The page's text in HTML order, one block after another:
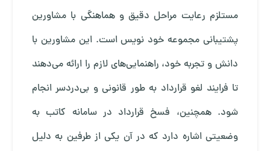
مستلزم رعایت مراحل دقیق و هماهنگی با مشاورین
پشتیبانی مجموعه خود نویس است. این مشاورین با
دانش و تجربه خود، راهنمایی‌های لازم را ارائه می‌دهند
تا فرایند لغو قرارداد به طور قانونی و بی‌دردسر انجام
شود. همچنین، فسخ قرارداد در سامانه کاتب به
وضعیتی اشاره دارد که در آن یکی از طرفین به دلیل